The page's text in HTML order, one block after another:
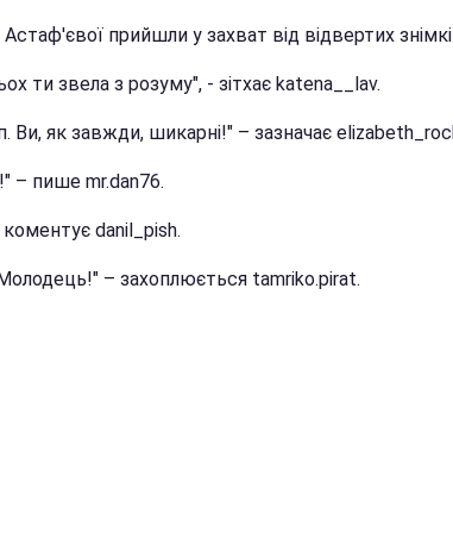
прийшли у захват від відвертих
ти звела з розуму", - зітхає katena__lav.
Ви, як завжди, шикарні!" – зазначає
– пише mr.dan76.
danil_pish.
– захоплюється tamriko.pirat.